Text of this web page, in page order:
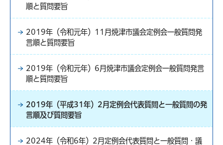
順と質問要旨
2019年（令和元年）11月焼津市議会定例会一般質問発
言順と質問要旨
2019年（令和元年）6月焼津市議会定例会一般質問発言
順と質問要旨
2019年（平成31年）2月定例会代表質問と一般質問の発
言順及び質問要旨
2024年（令和6年）2月定例会代表質問と一般質問・議